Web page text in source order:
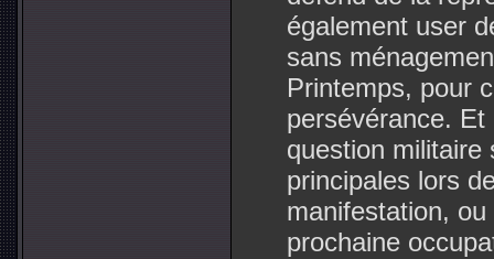
également user
sans
Printemps, pour
persévérance.
question militaire
principales lors
manifestation,
prochaine